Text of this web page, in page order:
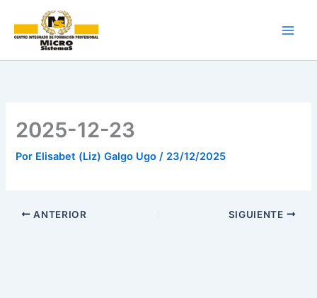
contenido
2025-12-23
Por Elisabet (Liz) Galgo Ugo/ 23/12/2025
ANTERIOR SIGUIENTE